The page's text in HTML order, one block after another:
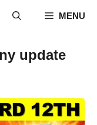
MENU
update